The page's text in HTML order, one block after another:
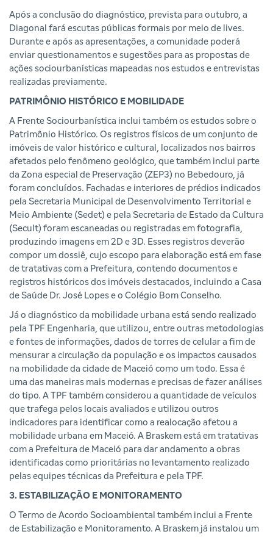
Após a conclusão do diagnóstico, prevista para outubro, a
Diagonal fará escutas públicas formais por meio de lives.
Durante e após as apresentações, a comunidade poderá
enviar questionamentos e sugestões para as propostas de
ações sociourbanísticas mapeadas nos estudos e entrevistas
realizadas previamente.
PATRIMÔNIO HISTÓRICO E MOBILIDADE
A Frente Sociourbanística inclui também os estudos sobre o
Patrimônio Histórico. Os registros físicos de um conjunto de
imóveis de valor histórico e cultural, localizados nos bairros
afetados pelo fenômeno geológico, que também inclui parte
da Zona especial de Preservação (ZEP3) no Bebedouro, já
foram concluídos. Fachadas e interiores de prédios indicados
pela Secretaria Municipal de Desenvolvimento Territorial e
Meio Ambiente (Sedet) e pela Secretaria de Estado da Cultura
(Secult) foram escaneadas ou registradas em fotografia,
produzindo imagens em 2D e 3D. Esses registros deverão
compor um dossiê, cujo escopo para elaboração está em fase
de tratativas com a Prefeitura, contendo documentos e
registros históricos dos imóveis destacados, incluindo a Casa
de Saúde Dr. José Lopes e o Colégio Bom Conselho.
Já o diagnóstico da mobilidade urbana está sendo realizado
pela TPF Engenharia, que utilizou, entre outras metodologias
e fontes de informações, dados de torres de celular a fim de
mensurar a circulação da população e os impactos causados
na mobilidade da cidade de Maceió como um todo. Essa é
uma das maneiras mais modernas e precisas de fazer análises
do tipo. A TPF também considerou a quantidade de veículos
que trafega pelos locais avaliados e utilizou outros
indicadores para identificar como a realocação afetou a
mobilidade urbana em Maceió. A Braskem está em tratativas
com a Prefeitura de Maceió para dar andamento a obras
identificadas como prioritárias no levantamento realizado
pelas equipes técnicas da Prefeitura e pela TPF.
3. ESTABILIZAÇÃO E MONITORAMENTO
O Termo de Acordo Socioambiental também inclui a Frente
de Estabilização e Monitoramento. A Braskem já instalou um